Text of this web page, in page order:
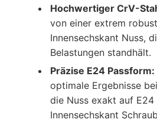
Hochwertiger CrV-
von einer extrem
Innensechskant Nuss,
Belastungen standhält.
Präzise E24 Passform:
optimale Ergebnisse
die Nuss exakt auf E24
Innensechskant